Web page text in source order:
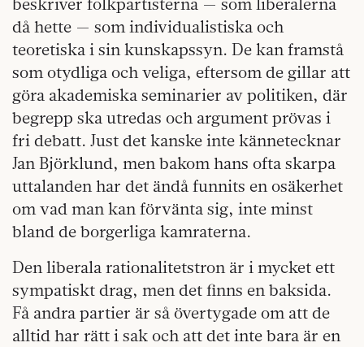
då hette — som individualistiska och
teoretiska i sin kunskapssyn. De kan framstå
som otydliga och veliga, eftersom de gillar att
göra akademiska seminarier av politiken, där
begrepp ska utredas och argument prövas i
fri debatt. Just det kanske inte kännetecknar
Jan Björklund, men bakom hans ofta skarpa
uttalanden har det ändå funnits en osäkerhet
om vad man kan förvänta sig, inte minst
bland de borgerliga kamraterna.
Den liberala rationalitetstron är i mycket ett
sympatiskt drag, men det finns en baksida.
Få andra partier är så övertygade om att de
alltid har rätt i sak och att det inte bara är en